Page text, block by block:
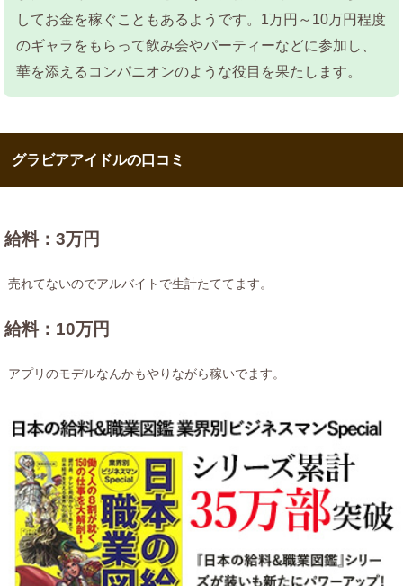
してお金を稼ぐこともあるようです。1万円～10万円程度
のギャラをもらって飲み会やパーティーなどに参加し、
華を添えるコンパニオンのような役目を果たします。
グラビアアイドルの口コミ
給料：3万円
売れてないのでアルバイトで生計たててます。
給料：10万円
アプリのモデルなんかもやりながら稼いでます。